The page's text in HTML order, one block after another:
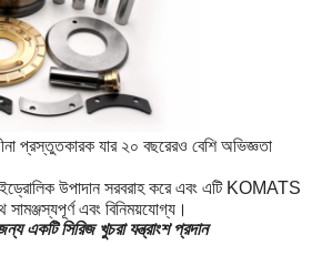
প্রস্তুতকারক যার ২০ বছরেরও বেশি অভিজ্ঞতা
উপাদান সরবরাহ করে এবং এটি KOMATS
সামঞ্জস্যপূর্ণ এবং বিনিময়যোগ্য।
একটি সিরিজ খুচরা যন্ত্রাংশ প্রদান